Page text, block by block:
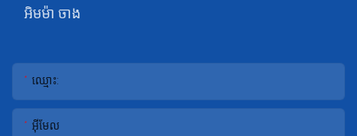
អិមម៉ា ចាង
ឈ្មោះ:
អ៊ីមែល